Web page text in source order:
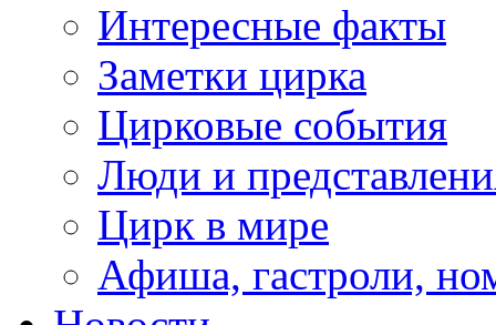
Интересные факты
Заметки цирка
Цирковые события
Люди и
Цирк в мире
Афиша, гастроли,